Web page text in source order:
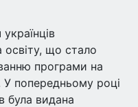
що стало
програми на
попередньому році
була видана